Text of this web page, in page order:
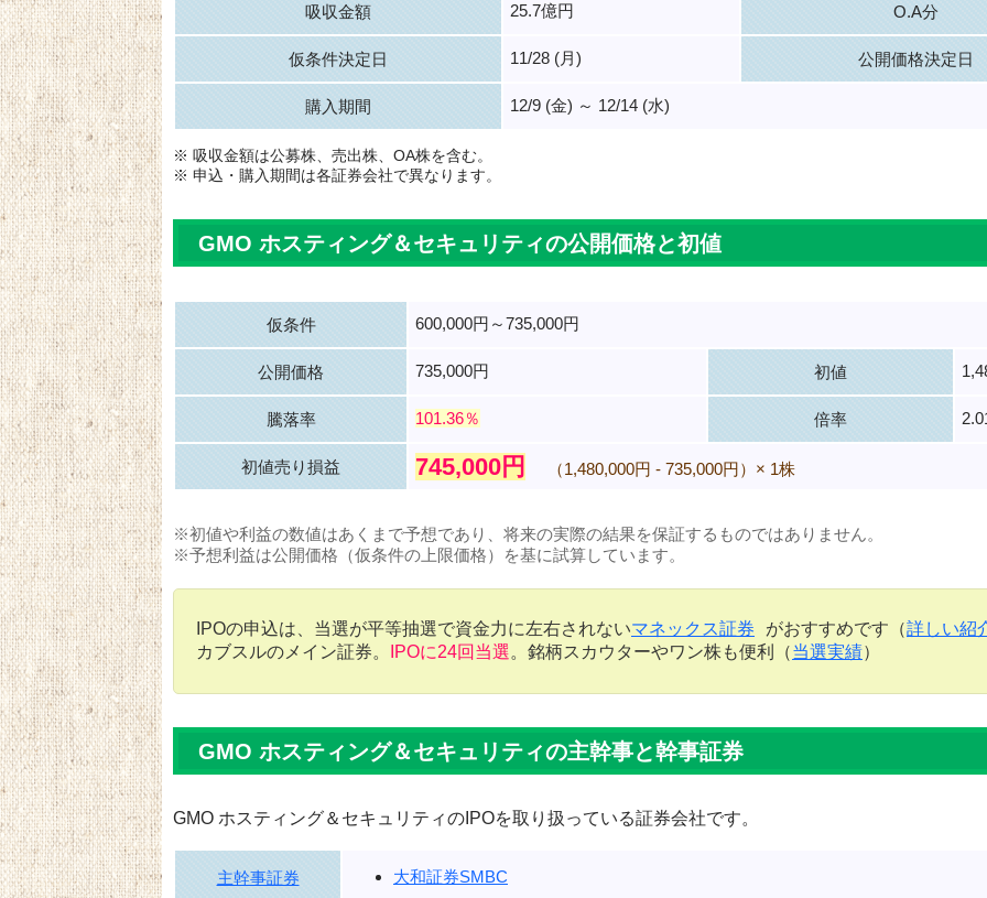
吸収金額 25.7億円 O.A分
仮条件決定日 11/28 (月) 公開価格決定日
購入期間 12/9 (金) ～ 12/14 (水)
※ 吸収金額は公募株、売出株、OA株を含む。
※ 申込・購入期間は各証券会社で異なります。
GMO ホスティング＆セキュリティの公開価格と初値
仮条件 600,000円～735,000円
公開価格 735,000円 初値
騰落率 101.36％ 倍率
初値売り損益 745,000円 （1,480,000円 - 735,000円）× 1株
※初値や利益の数値はあくまで予想であり、将来の実際の結果を保証するものではありません。
※予想利益は公開価格（仮条件の上限価格）を基に試算しています。
IPOの申込は、当選が平等抽選で資金力に左右されないマネックス証券 がおすすめです（詳しい紹
カブスルのメイン証券。
IPOに24回当選。銘柄スカウターやワン株も便利（当選実績）
GMO ホスティング＆セキュリティの主幹事と幹事証券
GMO ホスティング＆セキュリティのIPOを取り扱っている証券会社です。
主幹事証券 大和証券SMBC